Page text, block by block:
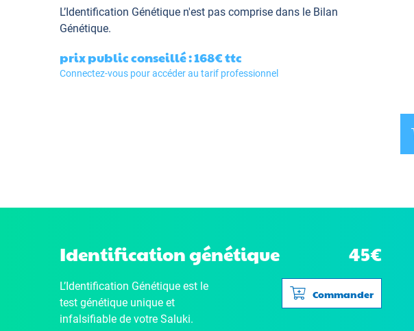
L’Identification Génétique n'est pas comprise dans le Bilan
Génétique.
prix public conseillé : 168€ttc
Connectez-vous pour accéder au tarif professionnel
Identification génétique 45€
L’Identification Génétique est le
test génétique unique et
infalsifiable de votre Saluki.
Commander